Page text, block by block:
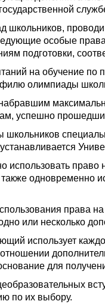
школьников,
особые
подготовки,
на обучение по
олимпиады
успешно
право
одновременно
права на
или несколько
использует
для
по их выбору.